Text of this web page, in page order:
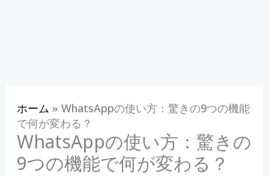
ホーム » WhatsAppの使い方：驚きの9つの機能
で何が変わる？
WhatsAppの使い方：驚きの
9つの機能で何が変わる？